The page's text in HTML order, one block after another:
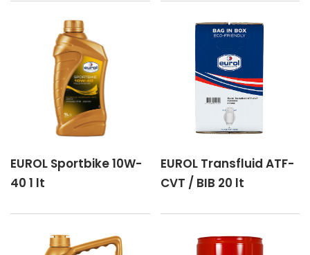
EUROL Sportbike 10W-
40 1 lt
EUROL Transfluid ATF-
CVT / BIB 20 lt